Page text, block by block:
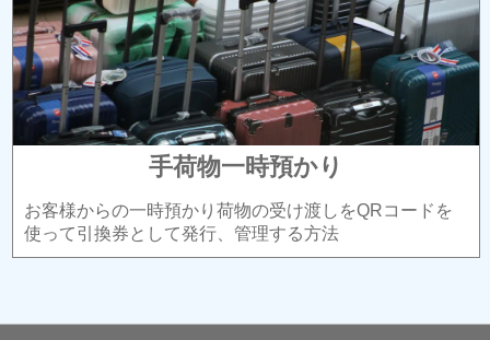
手荷物一時預かり
お客様からの一時預かり荷物の受け渡しをQRコードを
使って引換券として発行、管理する方法